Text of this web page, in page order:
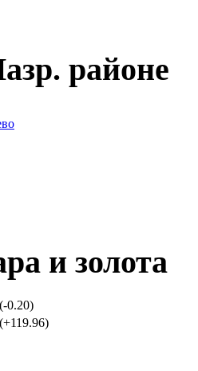
районе
и золота
(-0.20)
(+119.96)